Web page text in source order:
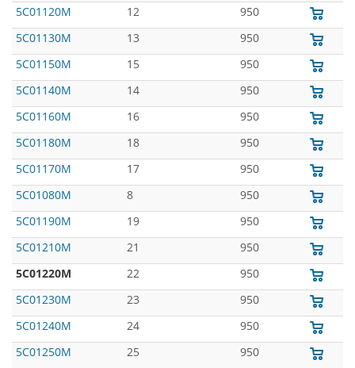
5C01120M
12
950
5C01130M
13
950
5C01150M
15
950
5C01140M
14
950
5C01160M
16
950
5C01180M
18
950
5C01170M
17
950
5C01080M
8
950
5C01190M
19
950
5C01210M
21
950
5C01220M
22
950
5C01230M
23
950
5C01240M
24
950
5C01250M
25
950